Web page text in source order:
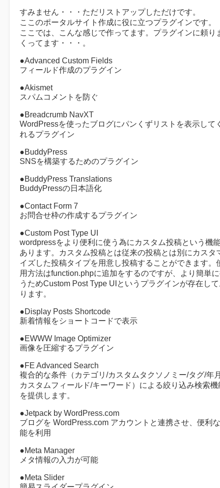
すみません・・・ただリストアップしただけです。
ここのポータルサイト作成に役に立つプラグインです。
ここでは、こんな感じで作ってます。プラグインに頼り
くってます・・・。
●Advanced Custom Fields
フィールド作成のプラグイン
●Akismet
スパムコメントを防ぐ
●Breadcrumb NavXT
WordPressを使ったブログにパンくずリストを表示して
れるプラグイン
●BuddyPress
SNSを構築するためのプラグイン
●BuddyPress Translations
BuddyPressの日本語化
●Contact Form 7
お問合せ枠の作成するプラグイン
●Custom Post Type UI
wordpressをより便利に使う為にカスタム投稿という機
あります。カスタム投稿とは従来の投稿とは別にカスタ
イズした投稿タイプを用意し投稿することができます。
用方法はfunction.phpに追加をするのですが、より簡単
うためCustom Post Type UIというプラグインが存在し
ります。
●Display Posts Shortcode
新着情報をショートコードで表示
●EWWW Image Optimizer
画像を圧縮するプラグイン
●FE Advanced Search
複合的な条件（カテゴリ/カスタムタクソノミー/タグ/年
カスタムフィールド/キーワード）による絞り込み検索機
を提供します。
●Jetpack by WordPress.com
ブログを WordPress.com アカウントと連携させ、便利
能を利用
●Meta Manager
メタ情報の入力が可能
●Meta Slider